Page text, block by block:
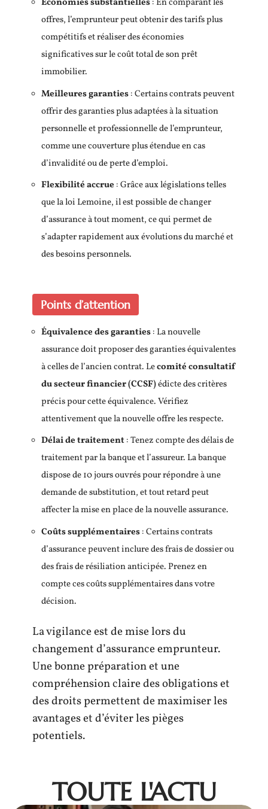
Économies substantielles: En comparant les
offres, l’emprunteur peut obtenir des tarifs plus
compétitifs et réaliser des économies
significatives sur le coût total de son prêt
immobilier.
Meilleures garanties: Certains contrats peuvent
offrir des garanties plus adaptées à la situation
personnelle et professionnelle de l’emprunteur,
comme une couverture plus étendue en cas
d’invalidité ou de perte d’emploi.
Flexibilité accrue : Grâce aux législations telles
que la loi Lemoine, il est possible de changer
d’assurance à tout moment, ce qui permet de
s’adapter rapidement aux évolutions du marché et
des besoins personnels.
Points d’attention
Équivalence des garanties: La nouvelle
assurance doit proposer des garanties équivalentes
à celles de l’ancien contrat. Lecomité consultatif
du secteur financier (CCSF)édicte des critères
précis pour cette équivalence. Vérifiez
attentivement que la nouvelle offre les respecte.
Délai de traitement: Tenez compte des délais de
traitement par la banque et l’assureur. La banque
dispose de 10 jours ouvrés pour répondre à une
demande de substitution, et tout retard peut
affecter la mise en place de la nouvelle assurance.
Coûts supplémentaires: Certains contrats
d’assurance peuvent inclure des frais de dossier ou
des frais de résiliation anticipée. Prenez en
compte ces coûts supplémentaires dans votre
décision.
La vigilance est de mise lors du
changement d’assurance emprunteur.
Une bonne préparation et une
compréhension claire des obligations et
des droits permettent de maximiser les
avantages et d’éviter les pièges
potentiels.
TOUTE L'ACTU